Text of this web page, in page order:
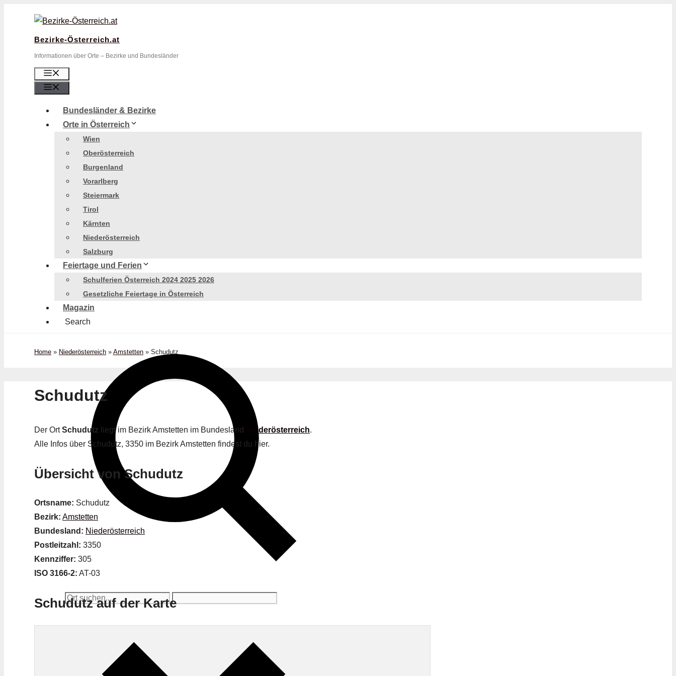
Bezirke-Österreich.at
Informationen über Orte – Bezirke und Bundesländer
Bundesländer & Bezirke
Orte in Österreich
Wien
Oberösterreich
Burgenland
Vorarlberg
Steiermark
Tirol
Kärnten
Niederösterreich
Salzburg
Feiertage und Ferien
Schulferien Österreich 2024 2025 2026
Gesetzliche Feiertage in Österreich
Magazin
Search
Home » Niederösterreich » Amstetten » Schudutz
Schudutz
Der OrtSchudutz liegt im Bezirk Amstetten im Bundesland Niederösterreich.
Alle Infos über Schudutz, 3350 im Bezirk Amstetten findest du hier.
Übersicht von Schudutz
Ortsname: Schudutz
Bezirk: Amstetten
Bundesland: Niederösterreich
Postleitzahl: 3350
Kennziffer: 305
ISO 3166-2: AT-03
Schudutz auf der Karte